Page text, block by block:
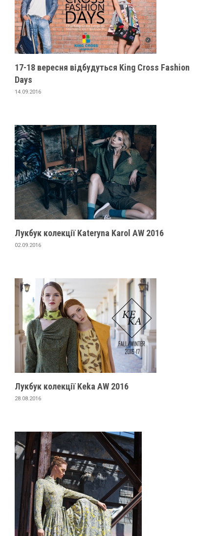
17-18 вересня відбудуться King Cross Fashion
Days
14.09.2016
Лукбук колекції Kateryna Karol AW 2016
02.09.2016
Лукбук колекції Keka AW 2016
28.08.2016